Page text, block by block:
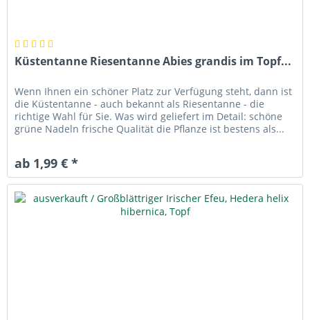
Küstentanne Riesentanne Abies grandis im Topf...
Wenn Ihnen ein schöner Platz zur Verfügung steht, dann ist
die Küstentanne - auch bekannt als Riesentanne - die
richtige Wahl für Sie. Was wird geliefert im Detail: schöne
grüne Nadeln frische Qualität die Pflanze ist bestens als...
ab 1,99 € *